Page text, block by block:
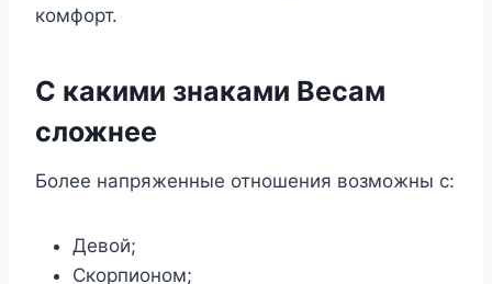
комфорт.
С какими знаками Весам
сложнее
Более напряженные отношения возможны с:
Девой;
Скорпионом;